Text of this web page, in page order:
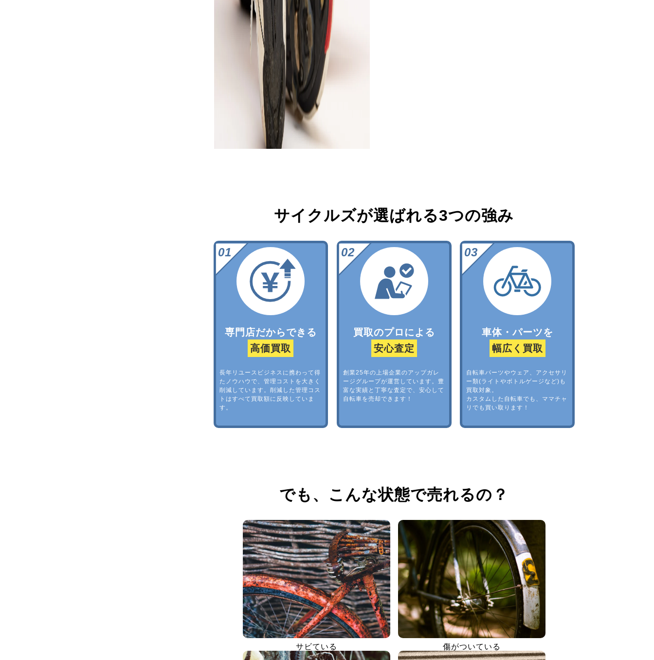
サイクルズが選ばれる3つの強み
専門店だからできる
高価買取
長年リユースビジネスに携わって得
たノウハウで、管理コストを大きく
削減しています。削減した管理コス
トはすべて買取額に反映していま
す。
買取のプロによる
安心査定
創業25年の上場企業のアップガレ
ージグループが運営しています。豊
富な実績と丁寧な査定で、安心して
自転車を売却できます！
車体・パーツを
幅広く買取
自転車パーツやウェア、アクセサリ
ー類(ライトやボトルゲージなど)も
買取対象。
カスタムした自転車でも、ママチャ
リでも買い取ります！
でも、 こんな状態で売れるの？
サビている 傷がついている